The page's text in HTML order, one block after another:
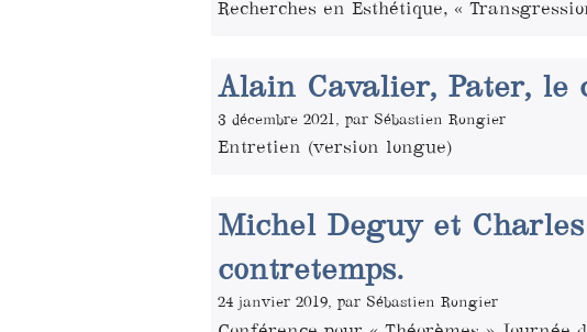
Recherches en Esthétique, «
Alain Cavalier, Pater, le
3 décembre 2021, par Sébastien Rongier
Entretien (version longue)
Michel Deguy et
contretemps.
24 janvier 2019, par Sébastien Rongier